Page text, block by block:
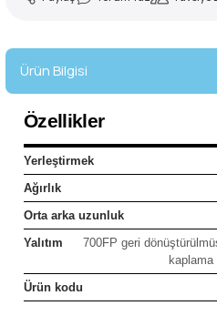
Cihazları
Ürün Bilgisi
Özellikler
Yerleştirmek
Ağırlık
Orta arka uzunluk
Yalıtım
700FP geri
Ürün kodu